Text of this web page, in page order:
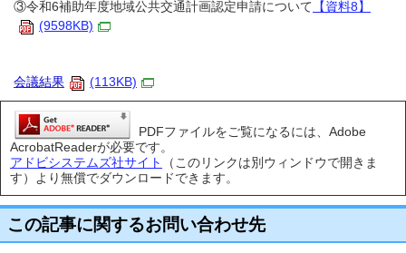
③令和6補助年度地域公共交通計画認定申請について 【資料8】
(9598KB)
会議結果 (113KB)
PDFファイルをご覧になるには、Adobe
AcrobatReaderが必要です。
アドビシステムズ社サイト
（このリンクは別ウィンドウで開きま
す）より無償でダウンロードできます。
この記事に関するお問い合わせ先